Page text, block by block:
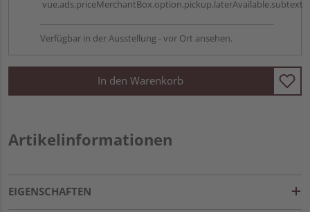
vue.ads.priceMerchantBox.option.pickup.laterAvailable.subtext
Verfügbar in der Ausstellung - vor Ort ansehen.
In den Warenkorb
Artikelinformationen
EIGENSCHAFTEN